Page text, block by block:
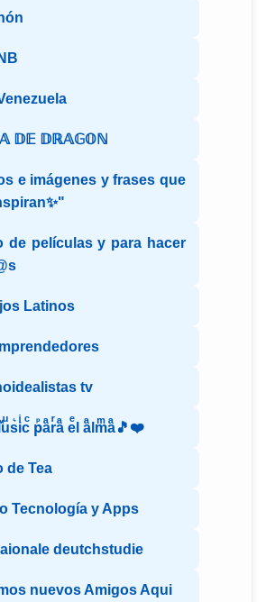
𝔻𝔼 𝔻ℝ𝔸𝔾𝕆ℕ
e imágenes y frases que
de películas y para hacer
Latinos
tv
рⷬaͣrͬaͣ eͤl aͣlmͫaͣ🎵❤️
de Tea
Tecnología y Apps
deutchstudie
nuevos Amigos Aqui